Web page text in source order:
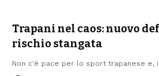
Trapani nel caos: nuovo
rischio stangata
Non c'è pace per lo sport trapanese e,